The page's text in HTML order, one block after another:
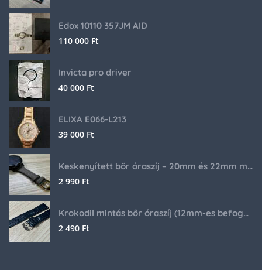
Edox 10110 357JM AID
110 000 Ft
Invicta pro driver
40 000 Ft
ELIXA E066-L213
39 000 Ft
Keskenyített bőr óraszíj – 20mm és 22mm méretben
2 990 Ft
Krokodil mintás bőr óraszíj (12mm-es befogóval rendelkező órához)
2 490 Ft